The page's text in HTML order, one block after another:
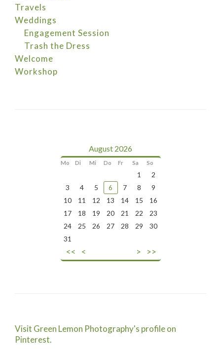
Travels
Weddings
Engagement Session
Trash the Dress
Welcome
Workshop
August 2026
Mo Di Mi Do Fr Sa So
<< < > >>
1
2
3
4 5 6 7 8
9
10
11 12 13 14 15
16
17
18 19 20 21 22
23
24
25 26 27 28 29
30
31
Visit Green Lemon Photography's profile on
Pinterest.